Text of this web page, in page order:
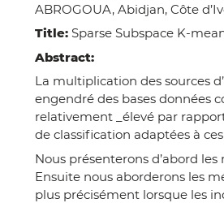
ABROGOUA, Abidjan, Côte
Title: Sparse Subspace K-
Abstract:
La multiplication des sources
engendré des bases données
relativement _élevé par
de classification adaptées à
Nous présenterons d’abord
Ensuite nous aborderons les
plus précisément lorsque les